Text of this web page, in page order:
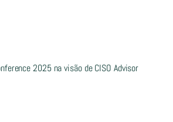
2025 na visão de CISO Advisor